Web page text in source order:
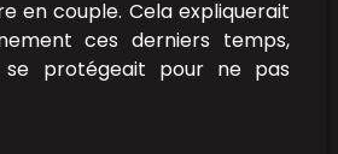
en couple. Cela expliquerait
ces derniers temps,
protégeait pour ne pas